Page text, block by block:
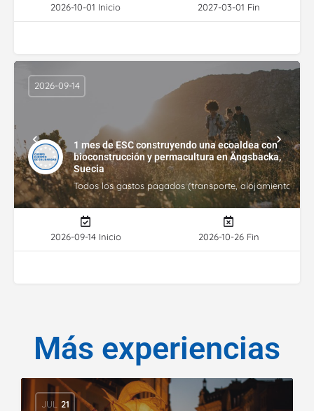
2026-10-01 Inicio 2027-03-01 Fin
1 mes de ESC construyendo una ecoaldea con
bioconstrucción y permacultura en Ängsbacka,
Suecia
Todos los gastos pagados (transporte, alojamiento,
2026-09-14
2026-09-14 Inicio 2026-10-26 Fin
Más experiencias
JUL 21